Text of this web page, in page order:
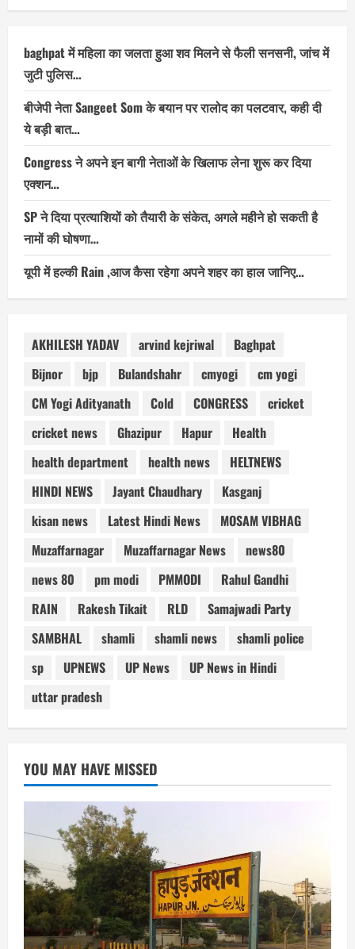
baghpat में महिला का जलता हुआ शव मिलने से फैली सनसनी, जांच में
जुटी पुलिस…
बीजेपी नेता Sangeet Som के बयान पर रालोद का पलटवार, कही दी
ये बड़ी बात…
Congress ने अपने इन बागी नेताओं के खिलाफ लेना शुरू कर दिया
एक्शन…
SP ने दिया प्रत्याशियों को तैयारी के संकेत, अगले महीने हो सकती है
नामों की घोषणा…
यूपी में हल्की Rain ,आज कैसा रहेगा अपने शहर का हाल जानिए…
AKHILESH YADAV arvind kejriwal
Baghpat
Bijnor
bjp Bulandshahr cmyogi
cm yogi
CM Yogi Adityanath
Cold CONGRESS
cricket
cricket news
Ghazipur Hapur
Health
health department
health news
HELTNEWS
HINDI NEWS
Jayant Chaudhary
Kasganj
kisan news
Latest Hindi News
MOSAM VIBHAG
Muzaffarnagar
Muzaffarnagar News
news80
news 80
pm modi PMMODI
Rahul Gandhi
RAIN
Rakesh Tikait RLD
Samajwadi Party
SAMBHAL
shamli shamli news
shamli police
sp
UPNEWS UP News
UP News in Hindi
uttar pradesh
YOU MAY HAVE MISSED